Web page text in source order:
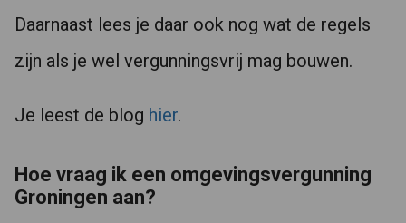
Daarnaast lees je daar ook nog wat de regels
zijn als je wel vergunningsvrij mag bouwen.
Je leest de blog hier.
Hoe vraag ik een omgevingsvergunning
Groningen aan?